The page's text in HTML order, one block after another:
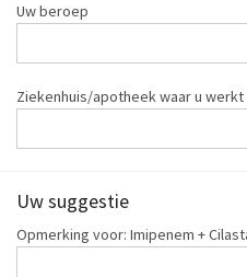
Uw beroep
Ziekenhuis/apotheek waar u werkt
Uw suggestie
Opmerking voor: Imipenem +